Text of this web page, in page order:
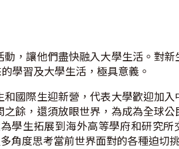
，讓他們盡快融入大學生活。對新
學習及大學生活，極具意義。
國際生迎新營，代表大學歡迎加入
餘，還須放眼世界，為成為全球公
學生拓展到海外高等學府和研究所
角度思考當前世界面對的各種迫切